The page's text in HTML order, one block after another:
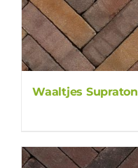
Waaltjes Supraton